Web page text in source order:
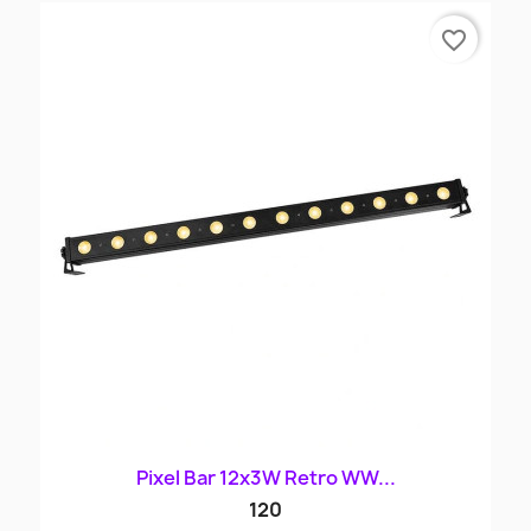
Pixel Bar 12x3W Retro WW...
120
favorite_border